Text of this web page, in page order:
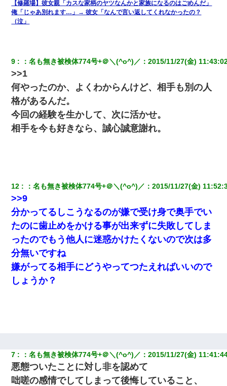
ワイアラサー主婦、昨晩久しぶりに夫と致した結果ｗｗｗｗｗ
【衝撃】婚約者「兄と結婚はするけど嫁入りするわけじゃない。
お互い干渉はしないようにしましょう」→ その後に結納金の話を
したので、母が・・・
上司「何なの、この書類！！」私「あの‥」上司「今は私が話し
てるの！」私「ですから」上司「黙って聞きなさい！」私「それ
は」上司「言い訳しない！」→結果ｗｗｗｗｗ
クラスで一人無口で誰とも話さない男子がいた。→修学旅行に来
なかったその男子に女子達がお土産を渡した。5分後…
32歳ワイ、34歳の可愛い女と付き合うも現実を知ってしまい無事
死亡・・・
最近うちの庭に知らない男の人がしょっちゅう入ってくる。それ
を職場で愚痴ったら、同僚男性が怒鳴りつけてきた。
義兄嫁「娘が大学に入ったら下宿させて」私「しつこい、学校斡
彼女にプロポーズしてOK貰った俺、告げられた結婚条件にブチ切
れて無事婚約破棄・・・
【修羅場】彼女親「カスな家柄のヤツなんかと家族になるのはごめんだ」
俺「じゃあ別れます…」→ 彼女「なんで言い返してくれなかったの？
（泣」
9 ：名も無き被検体774号+＠＼(^o^)／ ：2015/11/27(金)
>>1
何やったのか、よくわからんけど、相手も別の人
格があるんだ。
今回の経験を生かして、次に活かせ。
相手を今も好きなら、誠心誠意謝れ。
12 ：名も無き被検体774号+＠＼(^o^)／ ：2015/11/27(金)
>>9
分かってるしこうなるのが嫌で受け身で奥手でい
たのに歯止めをかける事が出来ずに失敗してしま
ったのでもう他人に迷惑かけたくないので次は多
分無いですね
嫌がってる相手にどうやってつたえればいいので
しょうか？
7 ：名も無き被検体774号+＠＼(^o^)／ ：2015/11/27(金)
悪態ついたことに対し非を認めて
咄嗟の感情でしてしまって後悔していること、